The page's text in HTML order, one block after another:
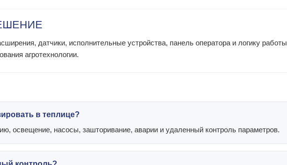
датчики, исполнительные устройства, панель оператора и логику работы
агротехнологии.
в теплице?
освещение, насосы, зашторивание, аварии и удаленный контроль параметров.